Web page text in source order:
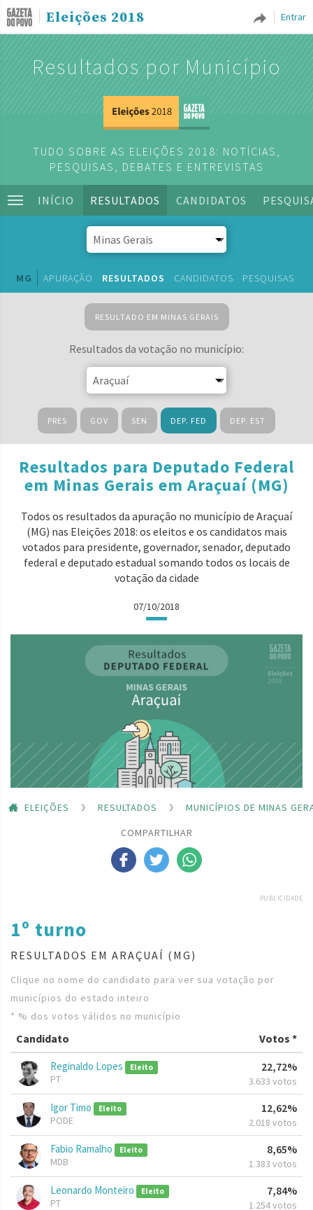
Entrar
Eleições 2018
Resultados por Município
TUDO SOBRE AS ELEIÇÕES 2018: NOTÍCIAS,
PESQUISAS, DEBATES E ENTREVISTAS
INÍCIO RESULTADOS CANDIDATOS
MG APURAÇÃO RESULTADOS CANDIDATOS PESQUISAS
RESULTADO EM MINAS GERAIS
Resultados da votação no município:
PRES GOV SEN DEP. FED DEP. EST
Resultados para Deputado Federal
em Minas Gerais em Araçuaí (MG)
Todos os resultados da apuração no município de Araçuaí
(MG) nas Eleições 2018: os eleitos e os candidatos mais
votados para presidente, governador, senador, deputado
federal e deputado estadual somando todos os locais de
votação da cidade
07/10/2018
ELEIÇÕES RESULTADOS
MUNICÍPIOS DE MINAS
COMPARTILHAR
PUBLICIDADE
1º turno
RESULTADOS EM ARAÇUAÍ (MG)
Clique no nome do candidato para ver sua votação por
municípios do estado inteiro
* % dos votos válidos no município
Candidato Votos *
Reginaldo Lopes Eleito
PT
22,72%
3.633 votos
Igor Timo Eleito
PODE
12,62%
2.018 votos
Fabio Ramalho Eleito
MDB
8,65%
1.383 votos
Leonardo Monteiro Eleito
PT
7,84%
1.254 votos